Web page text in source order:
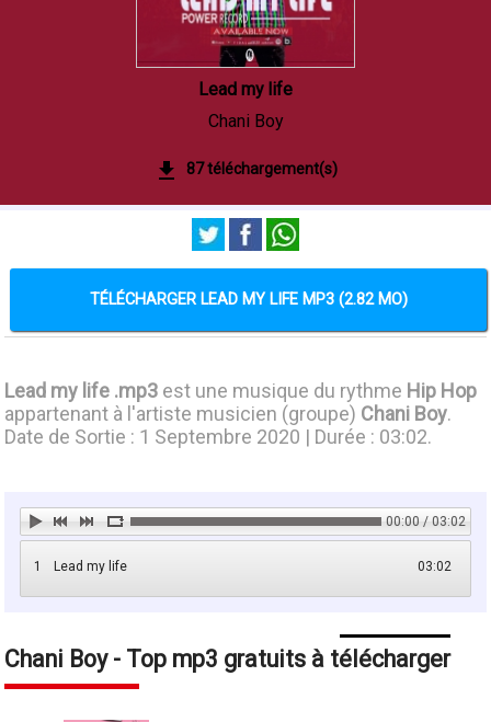
Lead my life
Chani Boy
87 téléchargement(s)
TÉLÉCHARGER LEAD MY LIFE MP3 (2.82 MO)
Lead my life .mp3 est une musique du rythme Hip Hop
appartenant à l'artiste musicien (groupe) Chani Boy.
Date de Sortie : 1 Septembre 2020 | Durée : 03:02.
00:00 / 03:02
1 03:02
Lead my life
Chani Boy - Top mp3 gratuits à télécharger